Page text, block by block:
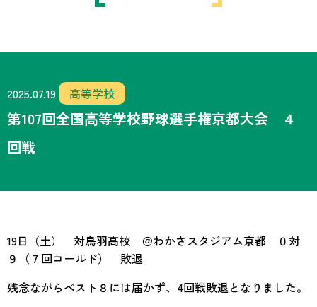
2025.07.19 高等学校
第107回全国高等学校野球選手権京都大会 ４
回戦
19日（土） 対鳥羽高校 ＠わかさスタジアム京都 ０対
９（７回コールド） 敗退
残念ながらベスト８には届かず、4回戦敗退となりました。